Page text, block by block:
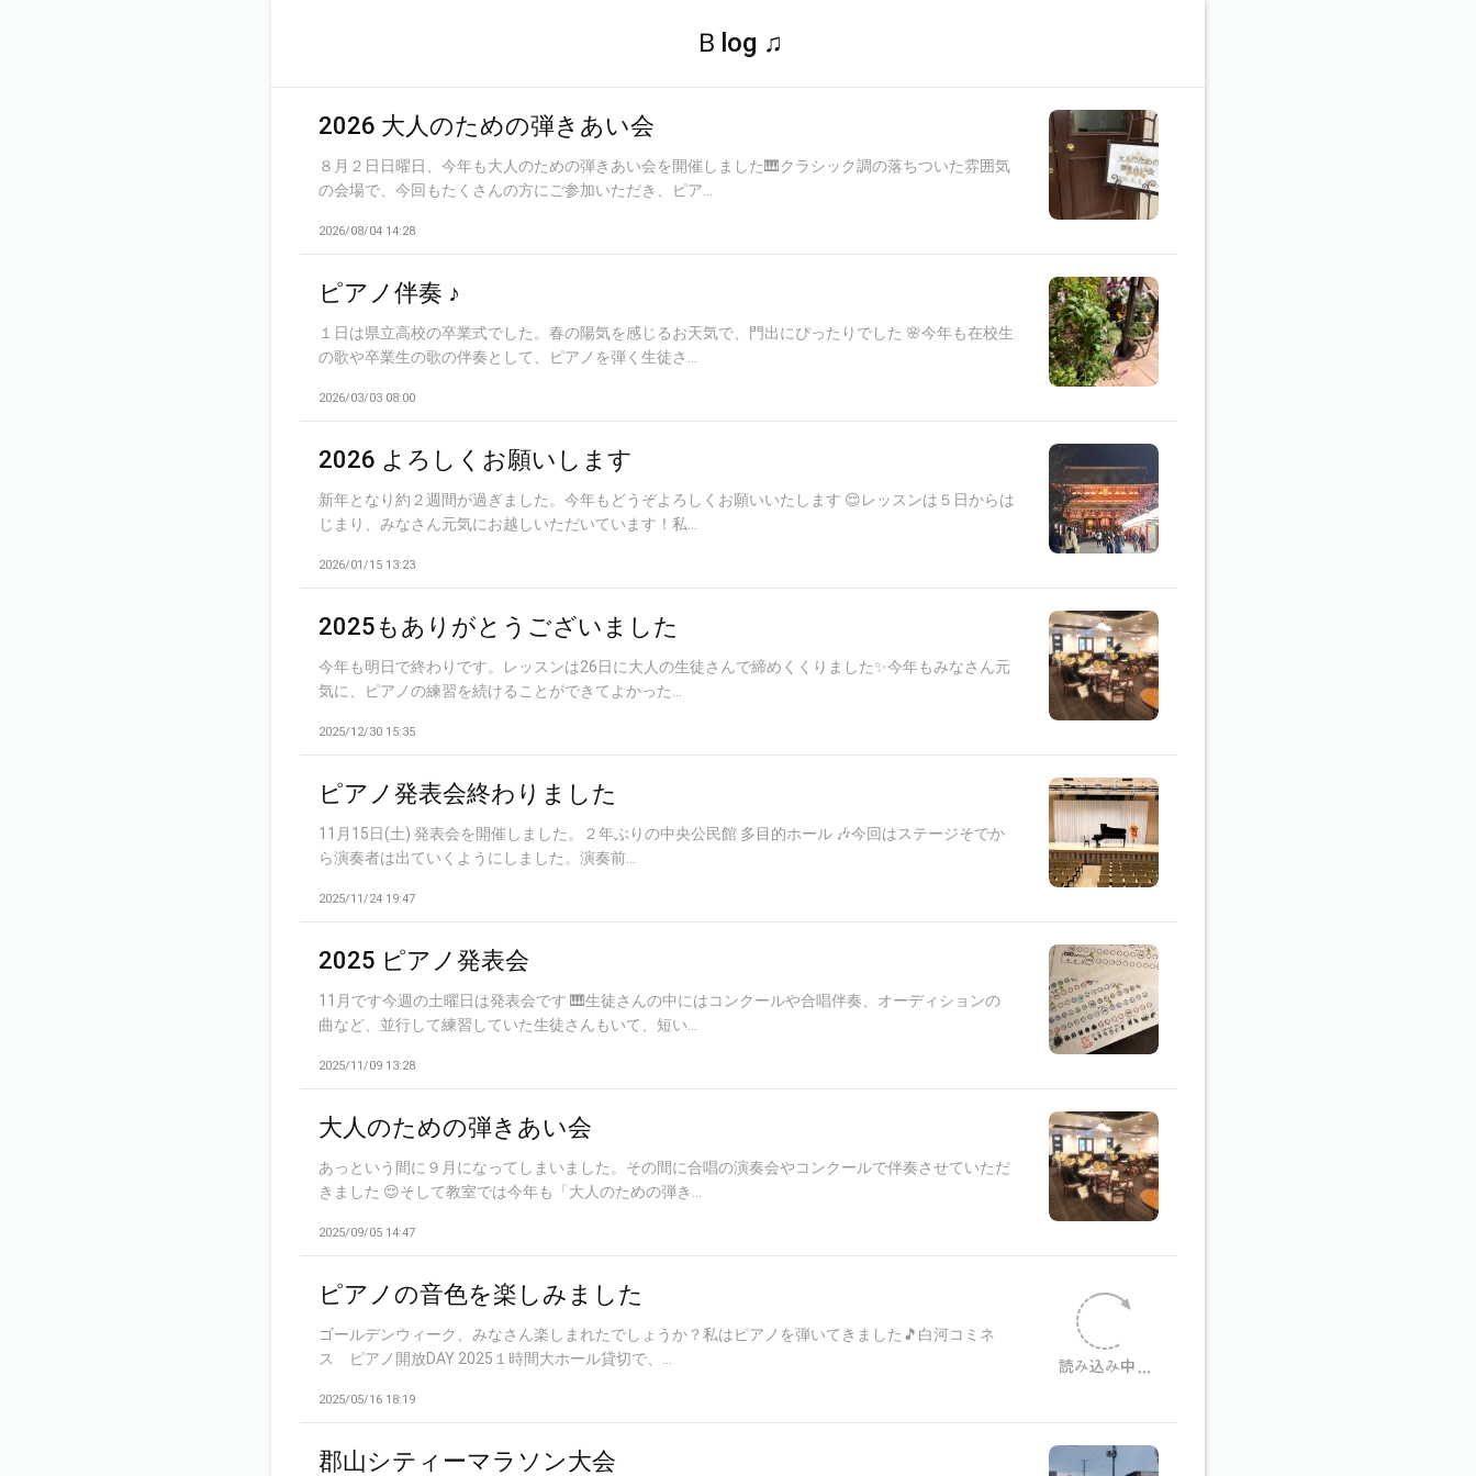
Ｂlog ♫
2026 大人のための弾きあい会
８月２日日曜日、今年も大人のための弾きあい会を開催しました🎹クラシック調の落ちついた雰囲気
の会場で、今回もたくさんの方にご参加いただき、ピア...
2026/08/04 14:28
ピアノ伴奏 ♪
１日は県立高校の卒業式でした。春の陽気を感じるお天気で、門出にぴったりでした 🌸今年も在校生
の歌や卒業生の歌の伴奏として、ピアノを弾く生徒さ...
2026/03/03 08:00
2026 よろしくお願いします
新年となり約２週間が過ぎました。今年もどうぞよろしくお願いいたします 😌レッスンは５日からは
じまり、みなさん元気にお越しいただいています！私...
2026/01/15 13:23
2025もありがとうございました
今年も明日で終わりです。レッスンは26日に大人の生徒さんで締めくくりました✨今年もみなさん元
気に、ピアノの練習を続けることができてよかった...
2025/12/30 15:35
ピアノ発表会終わりました
11月15日(土) 発表会を開催しました。２年ぶりの中央公民館 多目的ホール 🎶今回はステージそでか
ら演奏者は出ていくようにしました。演奏前...
2025/11/24 19:47
2025 ピアノ発表会
11月です今週の土曜日は発表会です 🎹生徒さんの中にはコンクールや合唱伴奏、オーディションの
曲など、並行して練習していた生徒さんもいて、短い...
2025/11/09 13:28
大人のための弾きあい会
あっという間に９月になってしまいました。その間に合唱の演奏会やコンクールで伴奏させていただ
きました 😌そして教室では今年も「大人のための弾き...
2025/09/05 14:47
ピアノの音色を楽しみました
ゴールデンウィーク、みなさん楽しまれたでしょうか？私はピアノを弾いてきました🎵白河コミネ
ス ピアノ開放DAY 2025１時間大ホール貸切で、...
2025/05/16 18:19
郡山シティーマラソン大会